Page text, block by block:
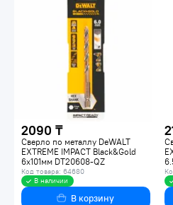
2090 ₸
Сверло по металлу DeWALT
EXTREME IMPACT Black&Gold
6х101мм DT20608-QZ
Код товара: 64680
В наличии
В корзину